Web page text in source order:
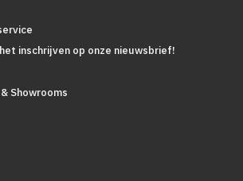
inschrijven op onze nieuwsbrief!
Showrooms